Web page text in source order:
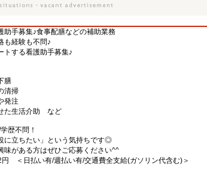
助手募集♪食事配膳などの補助業務
も経験も不問♪
トする看護助手募集♪
膳
清掃
発注
た生活介助 など
歴不問！
に立ちたい」という気持ちです◎
味がある方はぜひご応募ください^^
＜日払い有/週払い有/交通費全支給(ガソリン代含む)＞